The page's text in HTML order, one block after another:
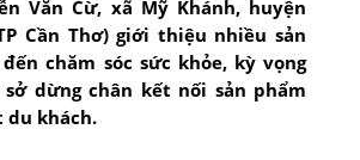
Văn Cừ, xã Mỹ Khánh, huyện
Cần Thơ) giới thiệu nhiều sản
chăm sóc sức khỏe, kỳ vọng
dừng chân kết nối sản phẩm
du khách.